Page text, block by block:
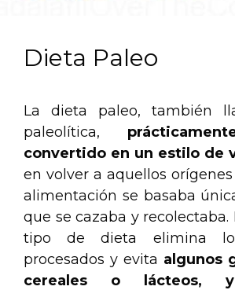
Dieta Paleo
La dieta paleo, también
paleolítica,
convertido en un estilo de
en volver a aquellos
alimentación se basaba
que se cazaba y
tipo de dieta elimina
procesados y evita algunos
cereales o lácteos,